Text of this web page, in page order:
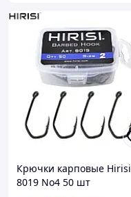
Крючки карповые Hirisi
8019 No4 50 шт